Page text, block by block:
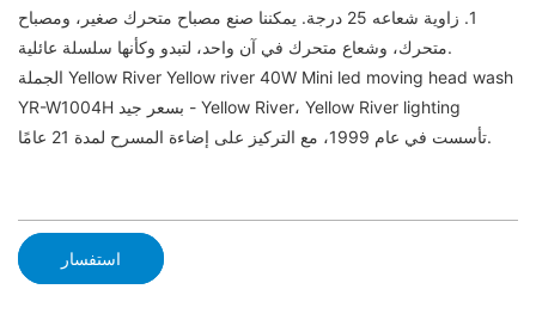
1. زاوية شعاعه 25 درجة. يمكننا صنع مصباح متحرك صغير، ومصباح
متحرك، وشعاع متحرك في آن واحد، لتبدو وكأنها سلسلة عائلية.
الجملة Yellow River Yellow river 40W Mini led moving head wash
YR-W1004H بسعر جيد - Yellow River، Yellow River lighting
تأسست في عام 1999، مع التركيز على إضاءة المسرح لمدة 21 عامًا.
استفسار